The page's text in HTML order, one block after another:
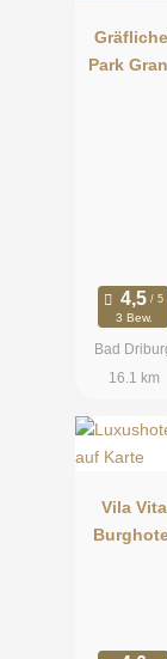
Park
3 Bew.
Bad
16.1 km
Vila Vita